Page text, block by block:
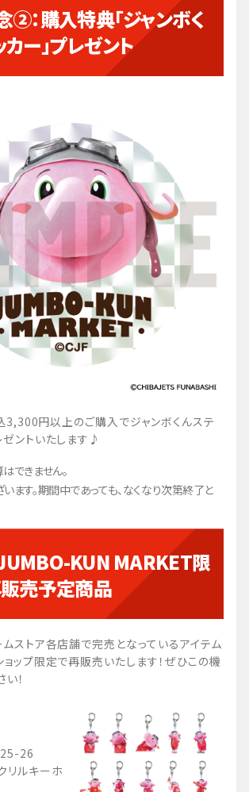
②：購入特典「ジャンボく
ー」プレゼント
3,300円以上のご購入でジャンボくんステ
ントいたします♪
できません。
ます。期間中であっても、なくなり次第終了と
KUN MARKET限
売予定商品
ムストア各店舗で完売となっているアイテム
ョップ限定で再販売いたします！ぜひこの機
！
26
リルキーホ